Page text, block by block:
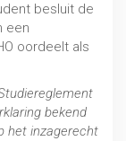
besluit de
een
oordeelt als
bekend
het inzagerecht